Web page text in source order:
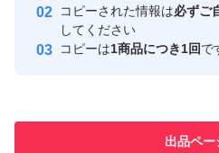
取引実績
で
コピーされた情報は必ずご
してください
コピーは1商品につき1回で
出品ペー